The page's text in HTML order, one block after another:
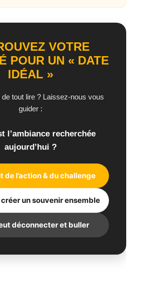
VOTRE
POUR UN « DATE
IDÉAL »
tout lire ? Laissez-nous vous
guider :
l’ambiance recherchée
aujourd’hui ?
de l’action & du challenge
un souvenir ensemble
déconnecter et buller